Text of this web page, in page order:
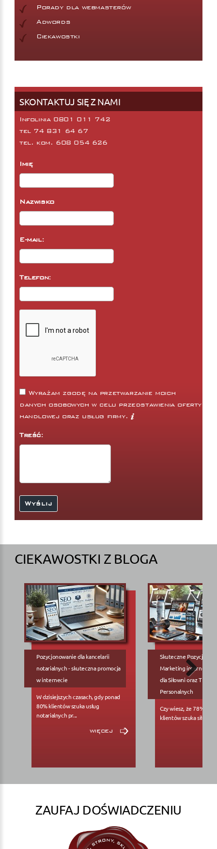
Porady dla webmasterów
Adwords
Ciekawostki
SKONTAKTUJ SIĘ Z NAMI
Infolinia 0801 011 742
tel 74 831 64 67
tel. kom. 608 054 626
Imię
Nazwisko
E-mail:
Telefon:
Wyrażam zgodę na przetwarzanie moich
danych osobowych w celu przedstawienia oferty
handlowej oraz usług firmy.
Treść:
CIEKAWOSTKI Z BLOGA
Pozycjonowanie dla kancelarii
notarialnych - skuteczna promocja
w internecie
W dzisiejszych czasach, gdy ponad
80% klientów szuka usług
notarialnych pr...
więcej
Skuteczne
Marketing internetowy
dla Siłowni oraz
Personalnych
Czy wiesz, że 78%
klientów szuka siłowni...
ZAUFAJ DOŚWIADCZENIU